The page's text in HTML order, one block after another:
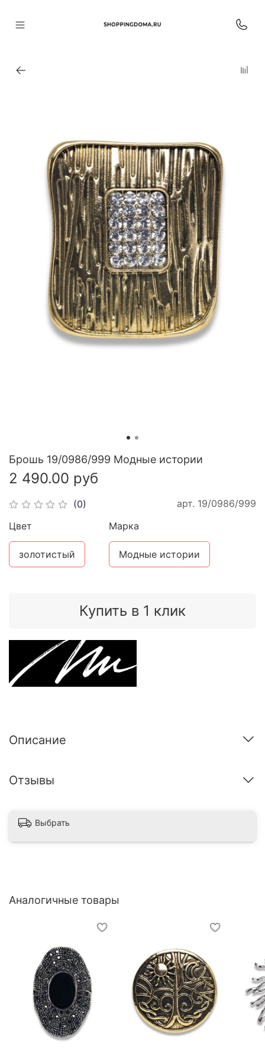
(0) арт. 19/0986/999
Брошь 19/0986/999 Модные истории
2 490.00 руб
Купить в 1 клик
Цвет
золотистый
Марка
Модные истории
Описание
Отзывы
Выбрать
Аналогичные товары